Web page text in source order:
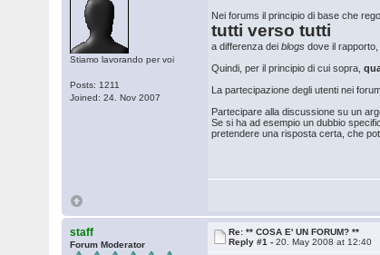
Stiamo lavorando per voi
Posts: 1211
Joined: 24. Nov 2007
Nei forums il principio di base che
tutti verso tutti
a differenza deiblogs dove il
Quindi, per il principio di cui sopra,
La partecipazione degli utenti nei
Partecipare alla discussione su un
Se si ha ad esempio un dubbio
pretendere una risposta certa, che
staff
Forum Moderator
Re: ** COSA E' UN FORUM? **
Reply #1 -20. May 2008 at 12:40